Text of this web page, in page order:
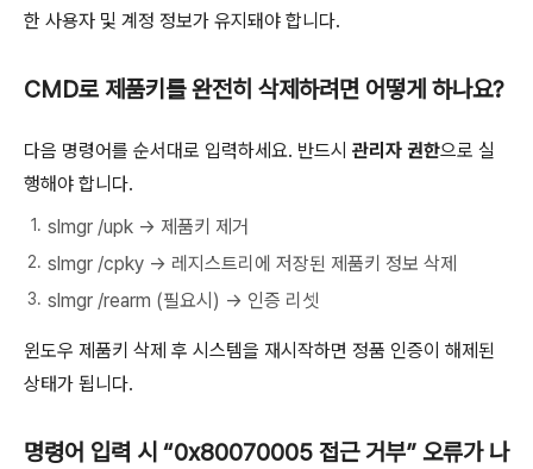
한 사용자 및 계정 정보가 유지돼야 합니다.
CMD로 제품키를 완전히 삭제하려면 어떻게 하나요?
다음 명령어를 순서대로 입력하세요. 반드시 관리자 권한으로 실
행해야 합니다.
slmgr /upk → 제품키 제거
slmgr /cpky → 레지스트리에 저장된 제품키 정보 삭제
slmgr /rearm (필요시) → 인증 리셋
윈도우 제품키 삭제 후 시스템을 재시작하면 정품 인증이 해제된
상태가 됩니다.
명령어 입력 시 “0x80070005 접근 거부” 오류가 나